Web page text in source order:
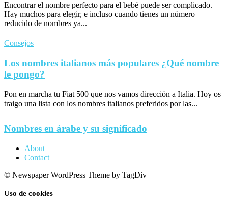
Encontrar el nombre perfecto para el bebé puede ser complicado.
Hay muchos para elegir, e incluso cuando tienes un número
reducido de nombres ya...
Consejos
Los nombres italianos más populares ¿Qué nombre
le pongo?
Pon en marcha tu Fiat 500 que nos vamos dirección a Italia. Hoy os
traigo una lista con los nombres italianos preferidos por las...
Nombres en árabe y su significado
About
Contact
© Newspaper WordPress Theme by TagDiv
Uso de cookies